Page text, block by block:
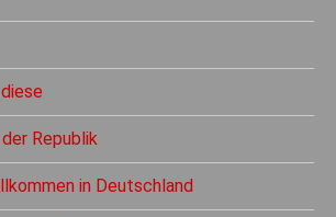
Republik
in Deutschland